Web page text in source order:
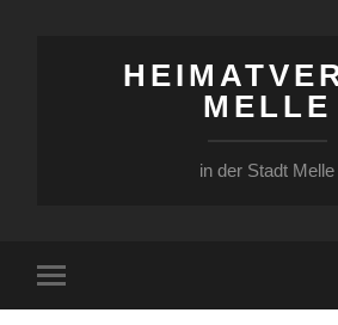
MELLE
in der Stadt Melle
Mobile-
Menü